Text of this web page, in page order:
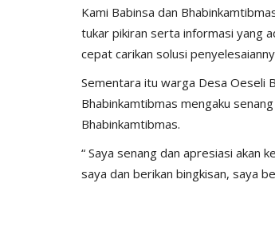
Kami Babinsa dan
tukar pikiran serta informasi yang
cepat carikan solusi
Sementara itu warga Desa Oeseli
Bhabinkamtibmas mengaku
Bhabinkamtibmas.
“ Saya senang dan apresiasi akan
saya dan berikan bingkisan, saya
Polsek
Ketua Umum
Humas Polres Rote Ndao Jul 29,